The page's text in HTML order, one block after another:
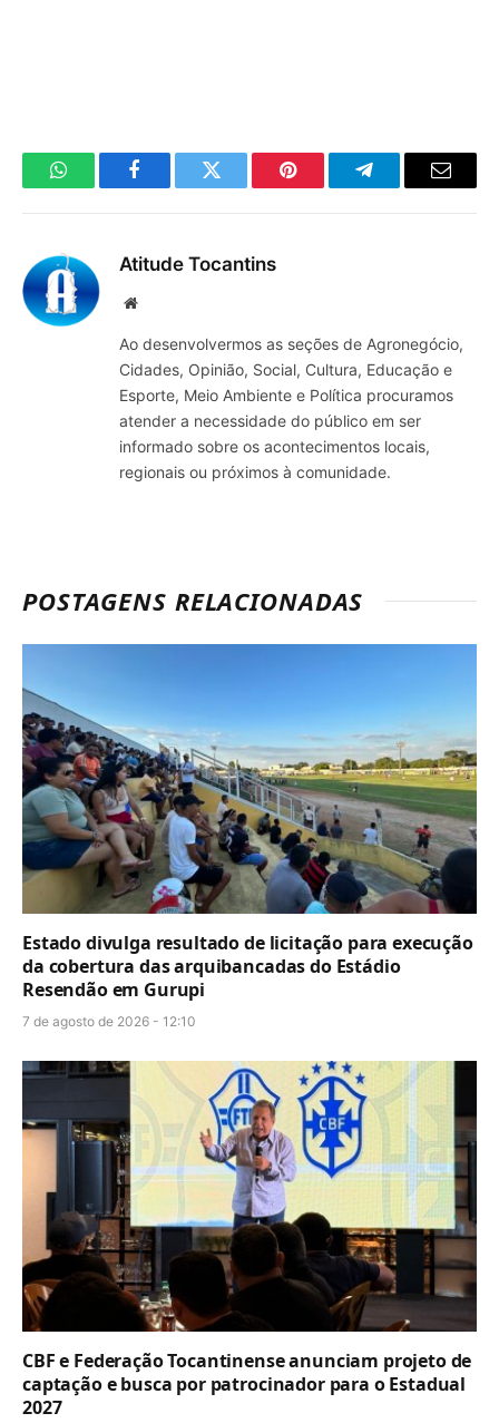
WhatsAppFacebookTwitter Pinterest TelegramaE-
Atitude Tocantins
Site
Ao desenvolvermos as seções de Agronegócio,
Cidades, Opinião, Social, Cultura, Educação e
Esporte, Meio Ambiente e Política procuramos
atender a necessidade do público em ser
informado sobre os acontecimentos locais,
regionais ou próximos à comunidade.
POSTAGENS RELACIONADAS
Estado divulga resultado de licitação para execução
da cobertura das arquibancadas do Estádio
Resendão em Gurupi
7 de agosto de 2026 - 12:10
CBF e Federação Tocantinense anunciam projeto de
captação e busca por patrocinador para o Estadual
2027